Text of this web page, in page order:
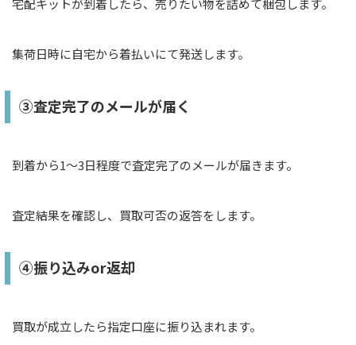
宅配キットが到着したら、売りたい物を詰めて梱包します。
集荷日時に自宅から着払いにて発送します。
③査定完了のメールが届く
到着から1～3日程度で査定完了のメールが届きます。
査定結果を確認し、買取可否の返答をします。
④振り込みor返却
買取が成立したら指定口座に振り込まれます。